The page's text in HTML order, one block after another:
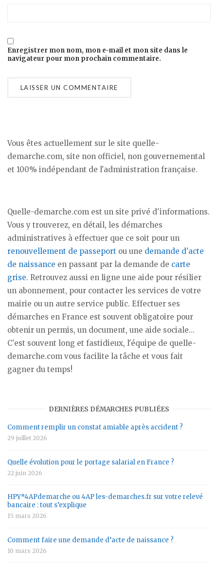
Enregistrer mon nom, mon e-mail et mon site dans le
navigateur pour mon prochain commentaire.
Vous êtes actuellement sur le site quelle-
demarche.com, site non officiel, non gouvernemental
et 100% indépendant de l'administration française.
Quelle-demarche.com est un site privé d'informations.
Vous y trouverez, en détail, les démarches
administratives à effectuer que ce soit pour un
renouvellement de passeport ou une demande d'acte
de naissance en passant par la demande de carte
grise. Retrouvez aussi en ligne une aide pour résilier
un abonnement, pour contacter les services de votre
mairie ou un autre service public. Effectuer ses
démarches en France est souvent obligatoire pour
obtenir un permis, un document, une aide sociale...
C'est souvent long et fastidieux, l'équipe de quelle-
demarche.com vous facilite la tâche et vous fait
gagner du temps!
DERNIÈRES DÉMARCHES PUBLIÉES
Comment remplir un constat amiable après accident ?
29 juillet 2026
Quelle évolution pour le portage salarial en France ?
22 juin 2026
HPY*4APdemarche ou 4AP les-demarches.fr sur votre relevé
bancaire : tout s’explique
15 mars 2026
Comment faire une demande d’acte de naissance ?
10 mars 2026